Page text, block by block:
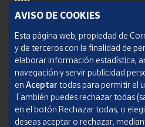
Política de cookies
Aviso legal
Condiciones del servicio
Política de Privacidad Web
AVISO DE COOKIES
Esta página web, propiedad de
y de terceros con la finalidad de
elaborar información estadística,
navegación y servir publicidad
en Aceptar todas para permitir el
También puedes rechazar todas
en el botón Rechazar todas, o
deseas aceptar o rechazar,